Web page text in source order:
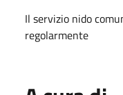
Il servizio nido
regolarmente